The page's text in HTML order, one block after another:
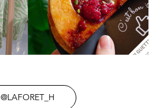
@LAFORET_H